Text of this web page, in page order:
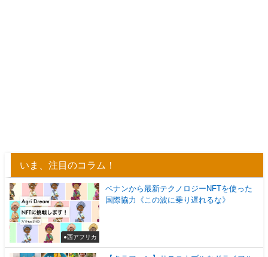
いま、注目のコラム！
●西アフリカ
ベナンから最新テクノロジーNFTを使った
国際協力《この波に乗り遅れるな》